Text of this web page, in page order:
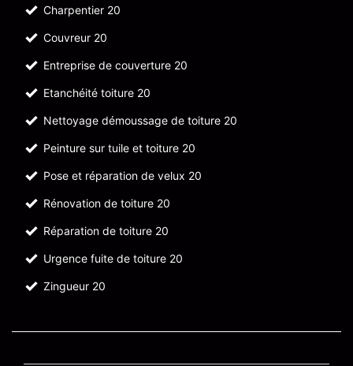
Charpentier 20
Couvreur 20
Entreprise de couverture 20
Etanchéité toiture 20
Nettoyage démoussage de toiture 20
Peinture sur tuile et toiture 20
Pose et réparation de velux 20
Rénovation de toiture 20
Réparation de toiture 20
Urgence fuite de toiture 20
Zingueur 20